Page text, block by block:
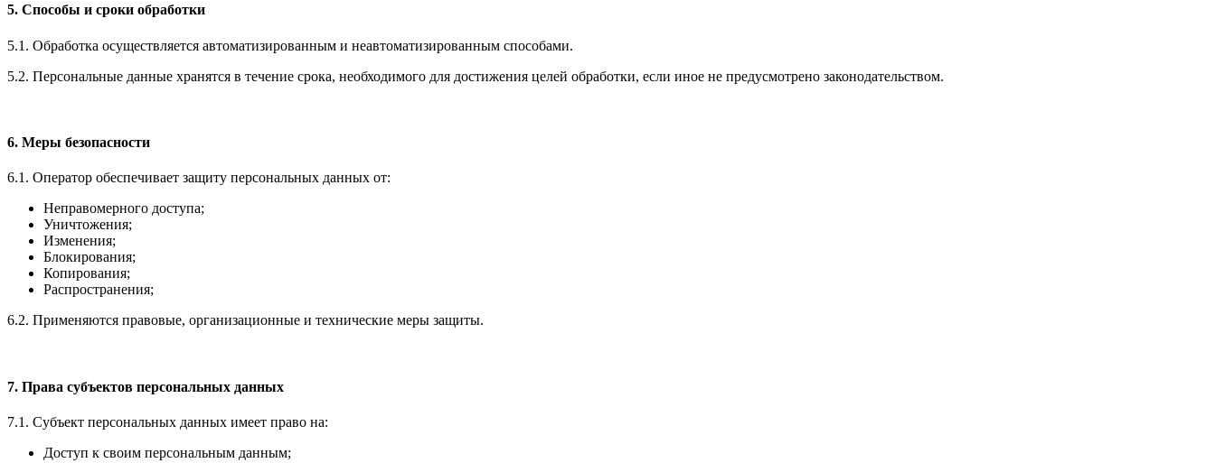
5. Способы и сроки обработки
5.1. Обработка осуществляется автоматизированным и неавтоматизированным способами.
5.2. Персональные данные хранятся в течение срока, необходимого для достижения целей обработки, если иное не предусмотрено законодательством.
6. Меры безопасности
6.1. Оператор обеспечивает защиту персональных данных от:
Неправомерного доступа;
Уничтожения;
Изменения;
Блокирования;
Копирования;
Распространения;
6.2. Применяются правовые, организационные и технические меры защиты.
7. Права субъектов персональных данных
7.1. Субъект персональных данных имеет право на:
Доступ к своим персональным данным;